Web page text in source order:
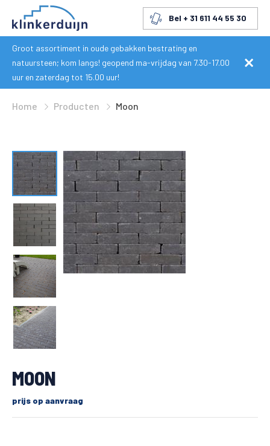
Bel + 31 611 44 55 30
Groot assortiment in oude gebakken bestrating en
natuursteen; kom langs! geopend ma-vrijdag van 7.30-17.00
uur en zaterdag tot 15.00 uur!
Home Producten Moon
MOON
prijs op aanvraag